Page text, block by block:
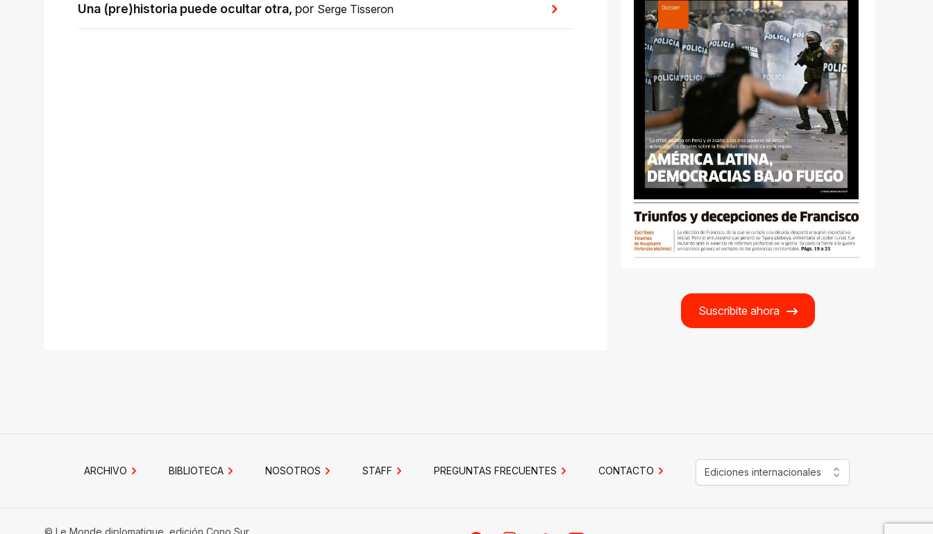
Suscribite ahora
Una (pre)historia puede ocultar otra, por Serge Tisseron
ARCHIVO BIBLIOTECA NOSOTROS STAFF PREGUNTAS FRECUENTES CONTACTO Ediciones internacionales